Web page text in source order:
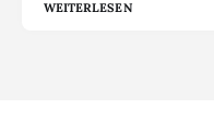
WEITERLESEN